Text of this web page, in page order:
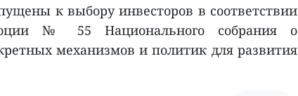
к выбору инвесторов в соответствии
№ 55 Национального собрания о
механизмов и политик для развития